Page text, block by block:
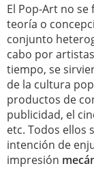
El Pop-Art no
teoría o
conjunto
cabo por
tiempo, se
de la cultura
productos de
publicidad, el
etc. Todos ellos
intención de
impresión